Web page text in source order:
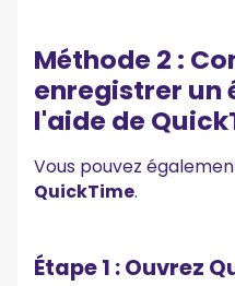
Méthode 2 :
enregistrer un
l'aide de
Vous pouvez
QuickTime.
Étape 1 : Ouvrez